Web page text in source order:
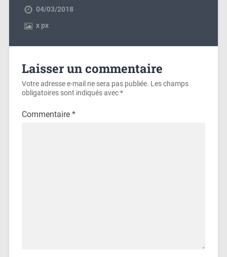
04/03/2018
xpx
Laisser un commentaire
Votre adresse e-mail ne sera pas publiée. Les champs
obligatoires sont indiqués avec*
Commentaire *